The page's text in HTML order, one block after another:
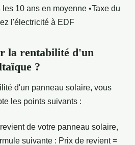
10 ans en moyenne •Taxe du
l'électricité à EDF
la rentabilité d'un
?
d'un panneau solaire, vous
les points suivants :
de votre panneau solaire,
suivante : Prix de revient =